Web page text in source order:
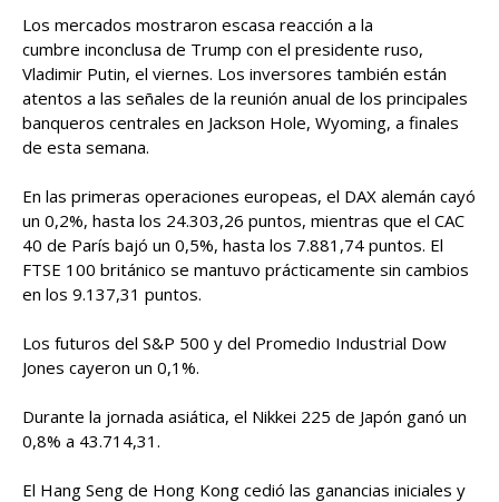
Los mercados mostraron escasa reacción a la
cumbre inconclusa de Trump con el presidente ruso,
Vladimir Putin, el viernes. Los inversores también están
atentos a las señales de la reunión anual de los principales
banqueros centrales en Jackson Hole, Wyoming, a finales
de esta semana.
En las primeras operaciones europeas, el DAX alemán cayó
un 0,2%, hasta los 24.303,26 puntos, mientras que el CAC
40 de París bajó un 0,5%, hasta los 7.881,74 puntos. El
FTSE 100 británico se mantuvo prácticamente sin cambios
en los 9.137,31 puntos.
Los futuros del S&P 500 y del Promedio Industrial Dow
Jones cayeron un 0,1%.
Durante la jornada asiática, el Nikkei 225 de Japón ganó un
0,8% a 43.714,31.
El Hang Seng de Hong Kong cedió las ganancias iniciales y